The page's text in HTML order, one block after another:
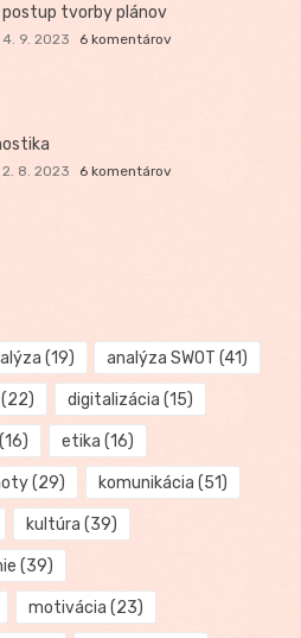
postup tvorby plánov
4. 9. 2023 6 komentárov
2. 8. 2023 6 komentárov
(19) analýza SWOT (41)
(22) digitalizácia (15)
(16) etika (16)
(29) komunikácia (51)
kultúra (39)
(39)
motivácia (23)